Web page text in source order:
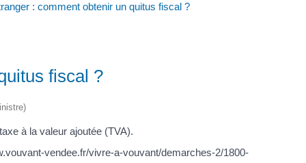
: comment obtenir un quitus fiscal ?
fiscal ?
à la valeur ajoutée (TVA).
vendee.fr/vivre-a-vouvant/demarches-2/1800-